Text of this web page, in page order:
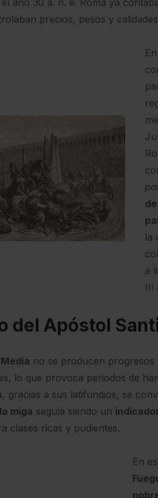
precios, pesos y
la
a
III
del Apóstol
no se producen progresos
lo que provoca periodos de
, gracias a sus latifundios, se
miga seguía siendo un
clases ricas y pudientes.
En